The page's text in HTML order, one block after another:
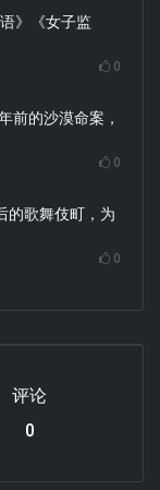
》《女子监
0
前的沙漠命案，
0
的歌舞伎町，为
0
评论
0